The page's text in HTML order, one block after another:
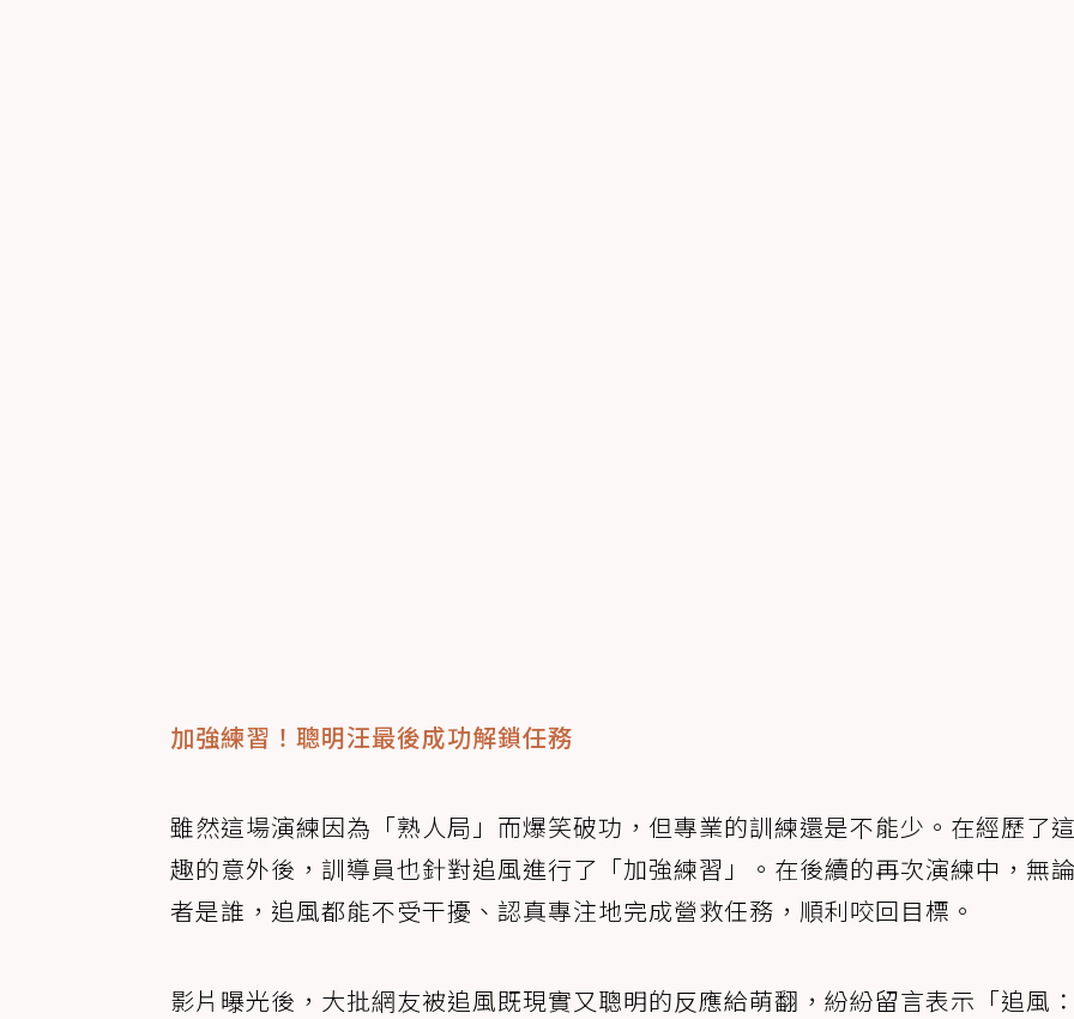
加強練習！聰明汪最後成功解鎖任務
雖然這場演練因為「熟人局」而爆笑破功，但專業的訓練還是不能少。在經歷了
趣的意外後，訓導員也針對追風進行了「加強練習」。在後續的再次演練中，無
者是誰，追風都能不受干擾、認真專注地完成營救任務，順利咬回目標。
影片曝光後，大批網友被追風既現實又聰明的反應給萌翻，紛紛留言表示「追風